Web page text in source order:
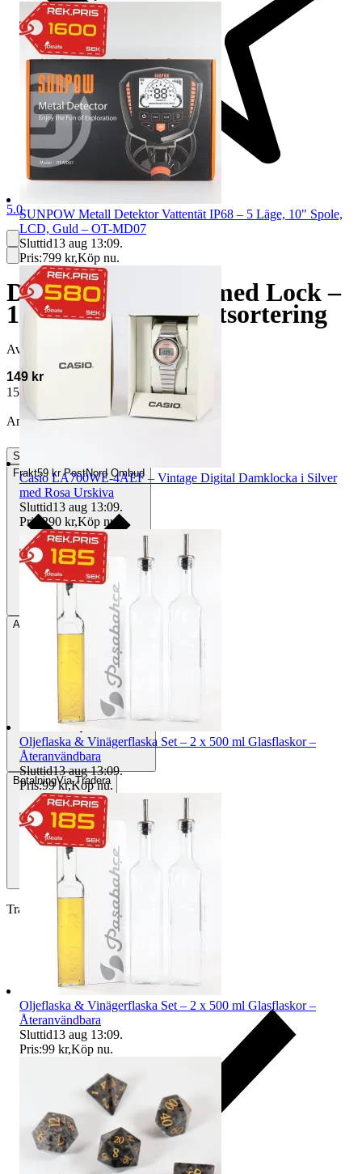
5.0
Dubbel Tvättkorg med Lock –
100L – 2 Fack Tvättsortering
Avslutad
26 jun 21:18
149 kr
158 kr med köparskydd. Läs mer
Annonsen är avslutad. Såld med Köp nu.
Slutade
Frakt59 kr PostNord Ombud
Avhämtning Karlstad, Sverige
BetalningVia Tradera
Traderas köparskydd
SUNPOW Metall Detektor Vattentät IP68 – 5 Läge, 10" Spole,
LCD, Guld – OT-MD07
Sluttid13 aug 13:09.
Pris:799 kr,Köp nu.
Casio LA700WE-4AEF – Vintage Digital Damklocka i Silver
med Rosa Urskiva
Sluttid13 aug 13:09.
Pris:290 kr,Köp nu
Oljeflaska & Vinägerflaska Set – 2 x 500 ml Glasflaskor –
Återanvändbara
Sluttid13 aug 13:09.
Pris:99 kr,Köp nu.
Oljeflaska & Vinägerflaska Set – 2 x 500 ml Glasflaskor –
Återanvändbara
Sluttid13 aug 13:09.
Pris:99 kr,Köp nu.